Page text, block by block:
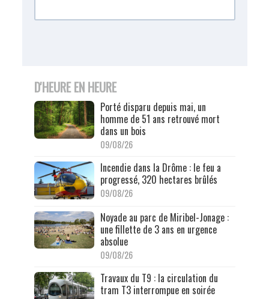
D'HEURE EN HEURE
Porté disparu depuis mai, un
homme de 51 ans retrouvé mort
dans un bois
09/08/26
Incendie dans la Drôme : le feu a
progressé, 320 hectares brûlés
09/08/26
Noyade au parc de Miribel-Jonage :
une fillette de 3 ans en urgence
absolue
09/08/26
Travaux du T9 : la circulation du
tram T3 interrompue en soirée